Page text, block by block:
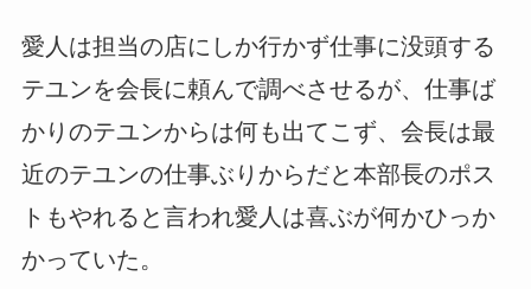
愛人は担当の店にしか行かず仕事に没頭する
テユンを会長に頼んで調べさせるが、仕事ば
かりのテユンからは何も出てこず、会長は最
近のテユンの仕事ぶりからだと本部長のポス
トもやれると言われ愛人は喜ぶが何かひっか
かっていた。